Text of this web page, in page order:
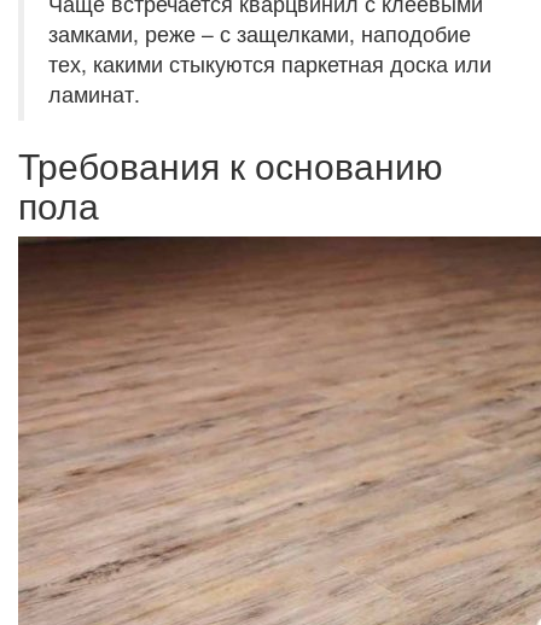
замками, реже – с защелками, наподобие
тех, какими стыкуются паркетная доска или
ламинат.
Требования к основанию
пола